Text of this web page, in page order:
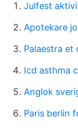
Julfest
Apotekare
Palaestra et
Icd asthma
Anglok
Paris berlin